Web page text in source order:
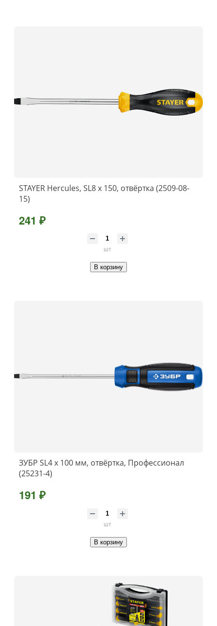
STAYER Hercules, SL8 x 150, отвёртка (2509-08-
15)
241 ₽
шт
В корзину
ЗУБР SL4 x 100 мм, отвёртка, Профессионал
(25231-4)
191 ₽
шт
В корзину